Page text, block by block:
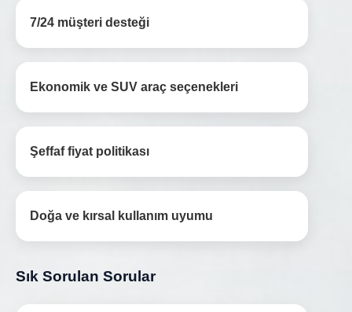
7/24 müşteri desteği
Ekonomik ve SUV araç seçenekleri
Şeffaf fiyat politikası
Doğa ve kırsal kullanım uyumu
Sık Sorulan Sorular